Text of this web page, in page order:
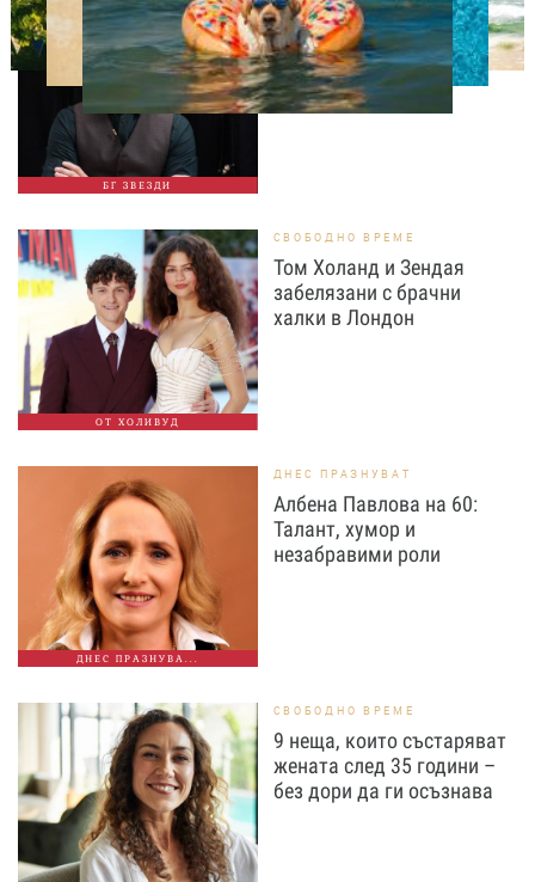
БГ ЗВЕЗДИ
Така ли го правиш, тате?“
Дъщерята на Орлин
Павлов го имитира
ОТ ХОЛИВУД
СВОБОДНО ВРЕМЕ
Том Холанд и Зендая
забелязани с брачни
халки в Лондон
ДНЕС ПРАЗНУВА...
ДНЕС ПРАЗНУВАТ
Албена Павлова на 60:
Талант, хумор и
незабравими роли
СВОБОДНО ВРЕМЕ
9 неща, които състаряват
жената след 35 години –
без дори да ги осъзнава